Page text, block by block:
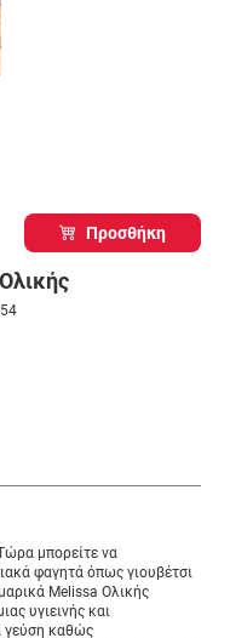
Προσθήκη
μπορείτε να
φαγητά όπως γιουβέτσι
Melissa Oλικής
υγιεινής και
γεύση καθώς